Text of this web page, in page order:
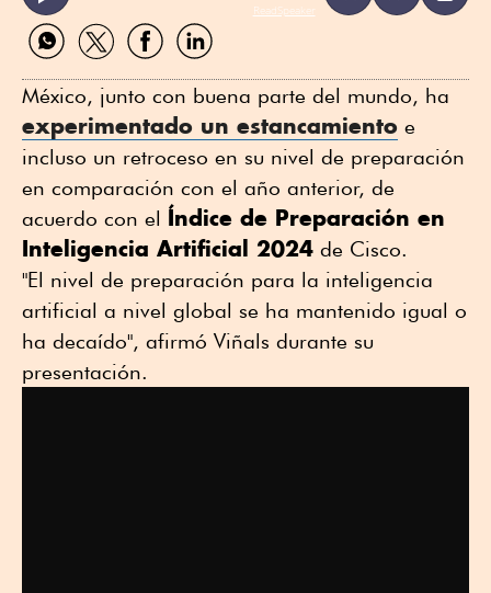
ReadSpeaker
Compartir
por
Compartir
por
Compartir
por
Compartir
por
México, junto con buena parte del mundo, ha
experimentado un estancamiento e
incluso un retroceso en su nivel de preparación
en comparación con el año anterior, de
acuerdo con el Índice de Preparación en
Inteligencia Artificial 2024 de Cisco.
"El nivel de preparación para la inteligencia
artificial a nivel global se ha mantenido igual o
ha decaído", afirmó Viñals durante su
presentación.